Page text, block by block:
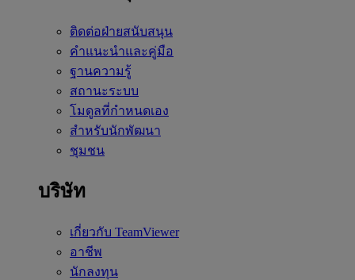
ติดต่อฝ่ายสนับสนุน
คำแนะนำและคู่มือ
ฐานความรู้
สถานะระบบ
โมดูลที่กำหนดเอง
สำหรับนักพัฒนา
ชุมชน
บริษัท
เกี่ยวกับ TeamViewer
อาชีพ
นักลงทุน